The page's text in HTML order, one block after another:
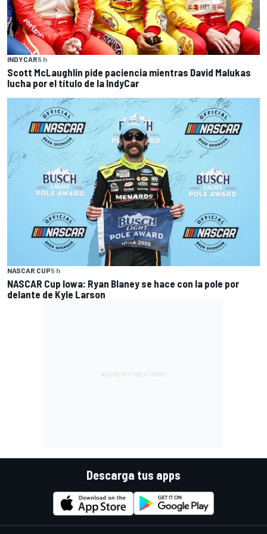
INDYCAR5 h
Scott McLaughlin pide paciencia mientras David Malukas
lucha por el título de la IndyCar
NASCAR CUP5 h
NASCAR Cup Iowa: Ryan Blaney se hace con la pole por
delante de Kyle Larson
Descarga tus apps